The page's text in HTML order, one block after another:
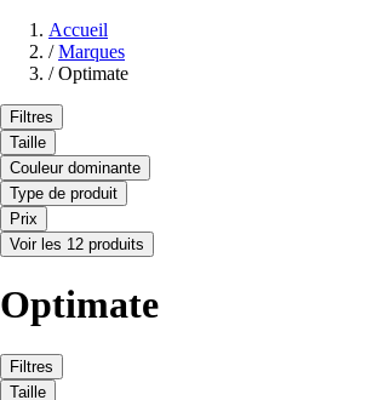
Accueil
/ Marques
/ Optimate
Filtres
Taille
Couleur dominante
Type de produit
Prix
Voir les 12 produits
Optimate
Filtres
Taille